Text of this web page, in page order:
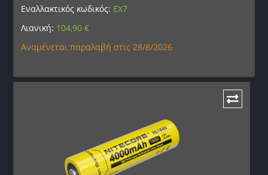
Εναλλακτικός κωδικός: EX7
Λιανική: 104,90€
Αναμένεται παραλαβή στις 28/8/2026